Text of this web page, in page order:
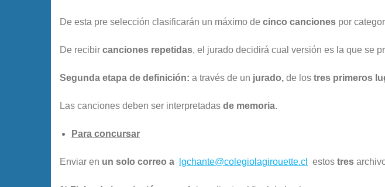
De esta pre selección clasificarán un máximo de cinco canciones por
De recibir canciones repetidas, el jurado decidirá cual versión es la que se
Segunda etapa de definición: a través de un jurado, de los tres primeros
Las canciones deben ser interpretadas de memoria.
Para concursar
Enviar en un solo correo a lgchante@colegiolagirouette.cl estos tres